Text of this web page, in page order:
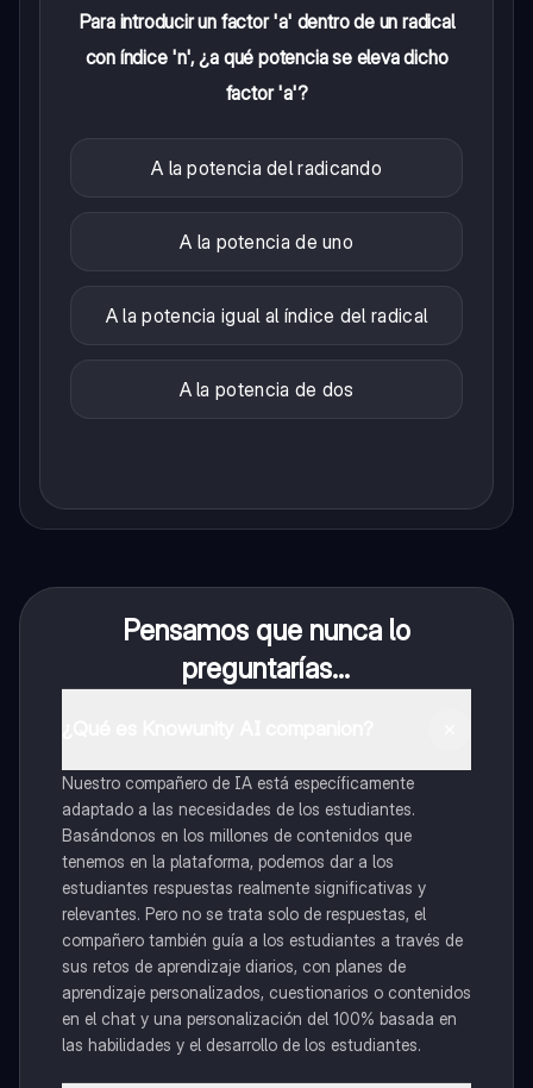
Para introducir un factor 'a' dentro de un radical
con índice 'n', ¿a qué potencia se eleva dicho
factor 'a'?
A la potencia del radicando
A la potencia de uno
A la potencia igual al índice del radical
A la potencia de dos
Pensamos que nunca lo
preguntarías...
Nuestro compañero de IA está específicamente
adaptado a las necesidades de los estudiantes.
Basándonos en los millones de contenidos que
tenemos en la plataforma, podemos dar a los
estudiantes respuestas realmente significativas y
relevantes. Pero no se trata solo de respuestas, el
compañero también guía a los estudiantes a través de
sus retos de aprendizaje diarios, con planes de
aprendizaje personalizados, cuestionarios o contenidos
en el chat y una personalización del 100% basada en
las habilidades y el desarrollo de los estudiantes.